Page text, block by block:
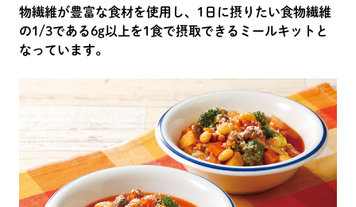
物繊維が豊富な食材を使用し、1日に摂りたい食物繊維
の1/3である6g以上を1食で摂取できるミールキットと
なっています。